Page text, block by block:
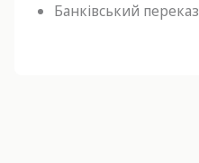
Банківський переказ